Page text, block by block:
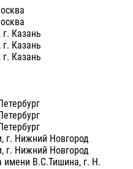
Казань
Казань
Казань
г. Нижний Новгород
г. Нижний Новгород
имени В.С.Тишина, г. Н.